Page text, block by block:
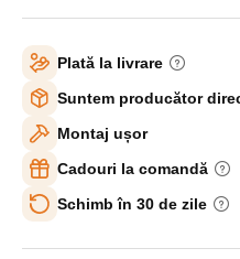
Plată la livrare
Suntem producător
Montaj ușor
Cadouri la comandă
Schimb în 30 de zile